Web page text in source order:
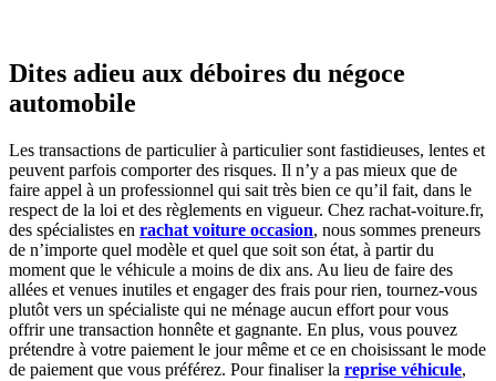
Dites adieu aux déboires du négoce
automobile
Les transactions de particulier à particulier sont fastidieuses, lentes et
peuvent parfois comporter des risques. Il n’y a pas mieux que de
faire appel à un professionnel qui sait très bien ce qu’il fait, dans le
respect de la loi et des règlements en vigueur. Chez rachat-voiture.fr,
des spécialistes en rachat voiture occasion, nous sommes preneurs
de n’importe quel modèle et quel que soit son état, à partir du
moment que le véhicule a moins de dix ans. Au lieu de faire des
allées et venues inutiles et engager des frais pour rien, tournez-vous
plutôt vers un spécialiste qui ne ménage aucun effort pour vous
offrir une transaction honnête et gagnante. En plus, vous pouvez
prétendre à votre paiement le jour même et ce en choisissant le mode
de paiement que vous préférez. Pour finaliser la reprise véhicule,